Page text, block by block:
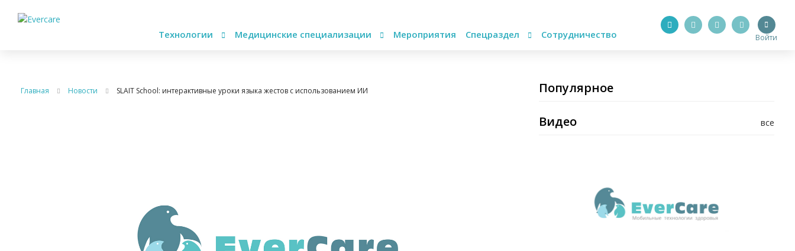
Технологии Медицинские специализации Мероприятия Спецраздел Сотрудничество Войти
Главная Новости SLAIT School: интерактивные уроки языка жестов с использованием ИИ Популярное
все
Видео